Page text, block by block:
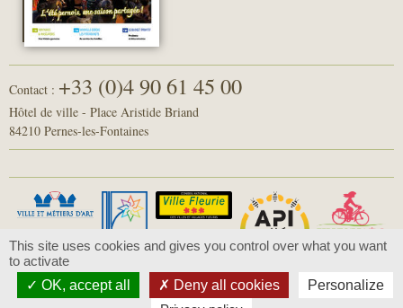
Contact : +33 (0)4 90 61 45 00
Hôtel de ville - Place Aristide Briand
84210 Pernes-les-Fontaines
© 2016 - Pernes-les-Fontaines -Mentions légales-
Politique de confidentialité
This site uses cookies and gives you control over what you want
to activate
OK, accept all
Deny all cookies
Personalize